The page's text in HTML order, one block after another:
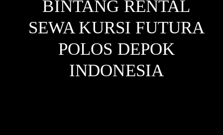
BINTANG RENTAL
SEWA KURSI FUTURA
POLOS DEPOK
INDONESIA